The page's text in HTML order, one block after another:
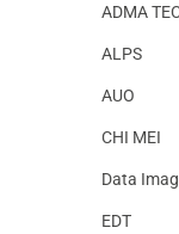
ADMA
ALPS
AUO
CHI MEI
Data
EDT